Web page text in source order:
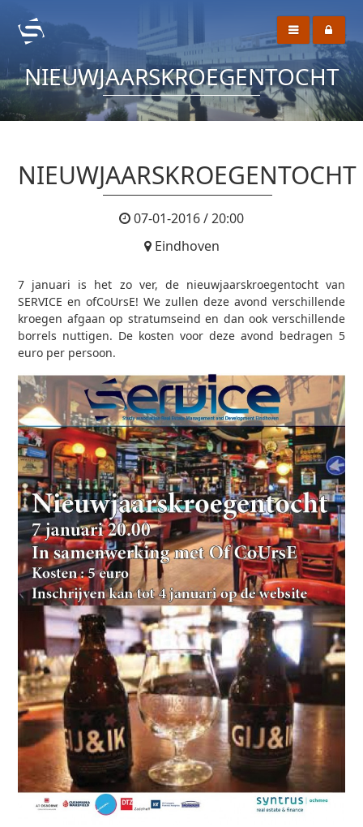
NIEUWJAARSKROEGENTOCHT
NIEUWJAARSKROEGENTOCHT
07-01-2016 / 20:00
Eindhoven
7 januari is het zo ver, de nieuwjaarskroegentocht van
SERVICE en ofCoUrsE! We zullen deze avond verschillende
kroegen afgaan op stratumseind en dan ook verschillende
borrels nuttigen. De kosten voor deze avond bedragen 5
euro per persoon.